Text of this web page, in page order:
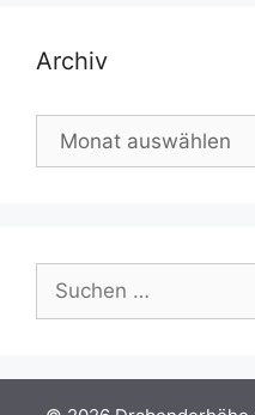
Archiv
Archiv
Suchen
nach: